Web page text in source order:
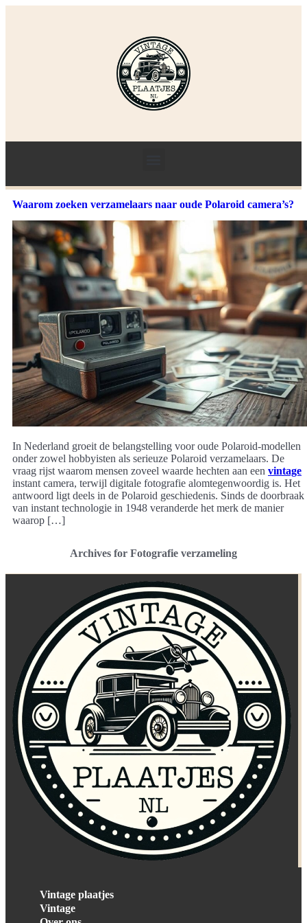
Waarom zoeken verzamelaars naar oude Polaroid camera’s?
In Nederland groeit de belangstelling voor oude Polaroid-modellen
onder zowel hobbyisten als serieuze Polaroid verzamelaars. De
vraag rijst waarom mensen zoveel waarde hechten aan een vintage
instant camera, terwijl digitale fotografie alomtegenwoordig is. Het
antwoord ligt deels in de Polaroid geschiedenis. Sinds de doorbraak
van instant technologie in 1948 veranderde het merk de manier
waarop […]
Archives for Fotografie verzameling
Vintage plaatjes
Vintage